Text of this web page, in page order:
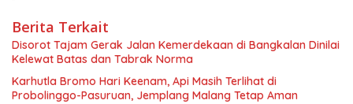
Berita Terkait
Disorot Tajam Gerak Jalan Kemerdekaan di Bangkalan Dinilai
Kelewat Batas dan Tabrak Norma
Karhutla Bromo Hari Keenam, Api Masih Terlihat di
Probolinggo-Pasuruan, Jemplang Malang Tetap Aman